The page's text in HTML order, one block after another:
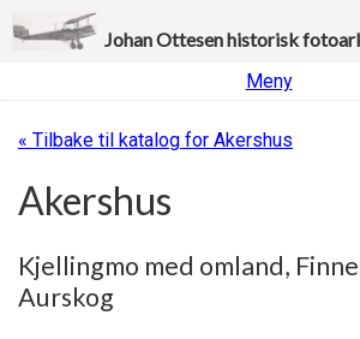
Johan Ottesen historisk
Meny
« Tilbake til katalog for Akershus
Akershus
Kjellingmo med omland,
Aurskog